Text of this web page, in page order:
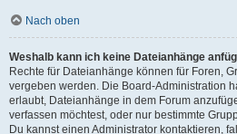
Nach oben
Weshalb kann ich keine Dateianhänge
Rechte für Dateianhänge können für Foren,
vergeben werden. Die Board-Administration
erlaubt, Dateianhänge in dem Forum
verfassen möchtest, oder nur bestimmte
Du kannst einen Administrator kontaktieren,